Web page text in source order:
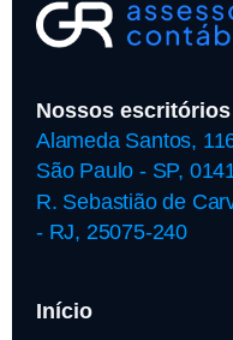
Nossos escritórios
Alameda Santos,
São Paulo - SP,
R. Sebastião de
- RJ, 25075-240
Início